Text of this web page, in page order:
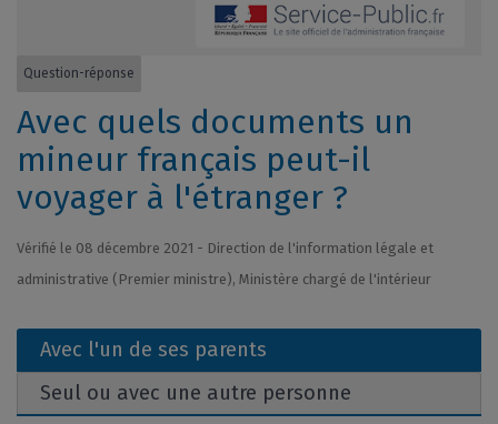
Question-réponse
Avec quels documents un
mineur français peut-il
voyager à l'étranger ?
Vérifié le 08 décembre 2021 - Direction de l'information légale et
administrative (Premier ministre), Ministère chargé de l'intérieur
Avec l'un de ses parents
Seul ou avec une autre personne